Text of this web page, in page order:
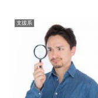
支援系